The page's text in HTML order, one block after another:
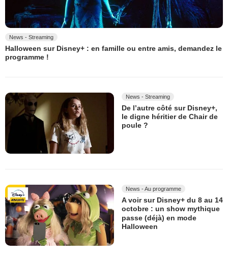
News - Streaming
Halloween sur Disney+ : en famille ou entre amis, demandez le
programme !
News - Streaming
De l’autre côté sur Disney+,
le digne héritier de Chair de
poule ?
News - Au programme
A voir sur Disney+ du 8 au 14
octobre : un show mythique
passe (déjà) en mode
Halloween